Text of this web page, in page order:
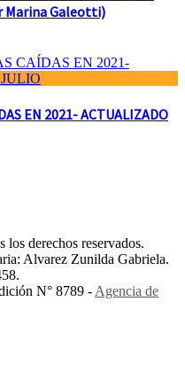
Marina Galeotti)
EN 2021- ACTUALIZADO
los derechos reservados.
Alvarez Zunilda Gabriela.
N° 8789 -Agencia de